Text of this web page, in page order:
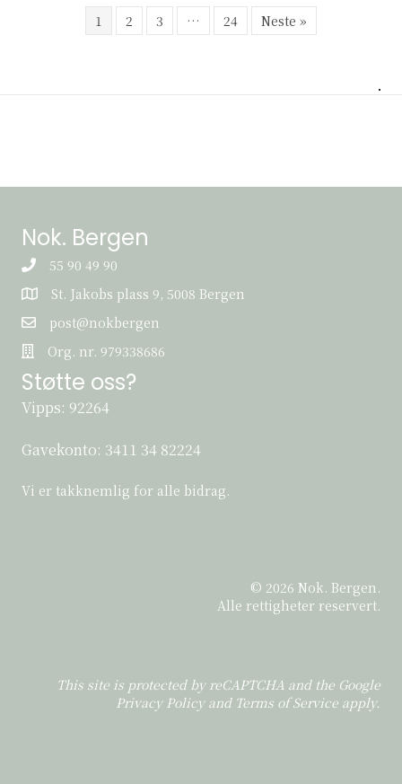
1 2 3 … 24 Neste »
Nok. Bergen
55 90 49 90
St. Jakobs plass 9, 5008 Bergen
St. Jakobs plass 9, 5008 Bergen
post@nokbergen
post@nokbergen
Org. nr. 979338686
Org. nr. 979338686
Støtte oss?
Vipps: 92264
Gavekonto: 3411 34 82224
Vi er takknemlig for alle bidrag.
© 2026 Nok. Bergen.
Alle rettigheter reservert.
This site is protected by reCAPTCHA and the Google
Privacy Policyand Terms of Service apply.